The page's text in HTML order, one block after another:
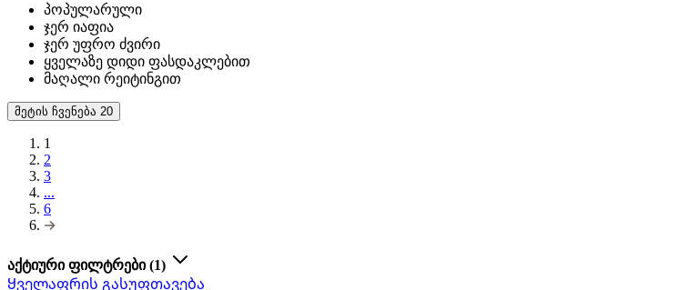
პოპულარული
ჯერ იაფია
ჯერ უფრო ძვირი
ყველაზე დიდი ფასდაკლებით
მაღალი რეიტინგით
მეტის ჩვენება 20
1
2
3
...
6
აქტიური ფილტრები(1)
Ყველაფრის გასუფთავება